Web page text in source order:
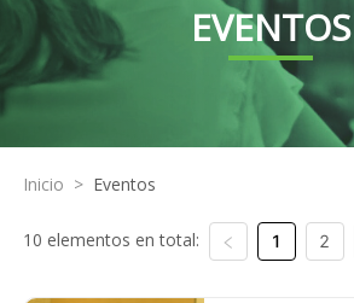
EVENTOS
Inicio > Eventos
10 elementos en total: 1 2